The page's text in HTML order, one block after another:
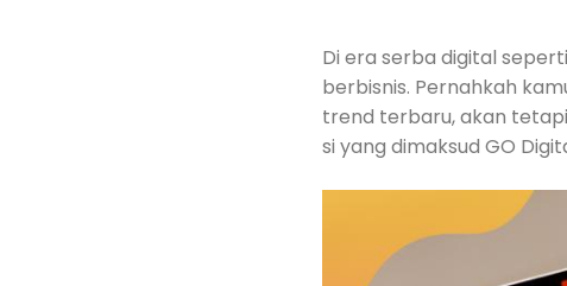
Di era serba digital
berbisnis. Pernahkah
trend terbaru, akan
si yang dimaksud GO